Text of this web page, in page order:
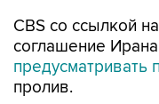
CBS со ссылкой
соглашение
предусматривать
пролив.